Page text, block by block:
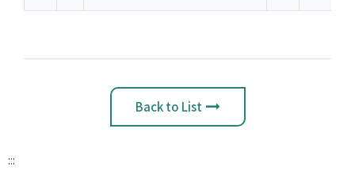
Back to List
:::